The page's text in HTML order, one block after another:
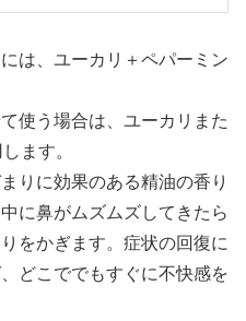
は、ユーカリ＋ペパーミン
使う場合は、ユーカリまた
ます。
りに効果のある精油の香り
に鼻がムズムズしてきたら
をかぎます。症状の回復に
どこででもすぐに不快感を